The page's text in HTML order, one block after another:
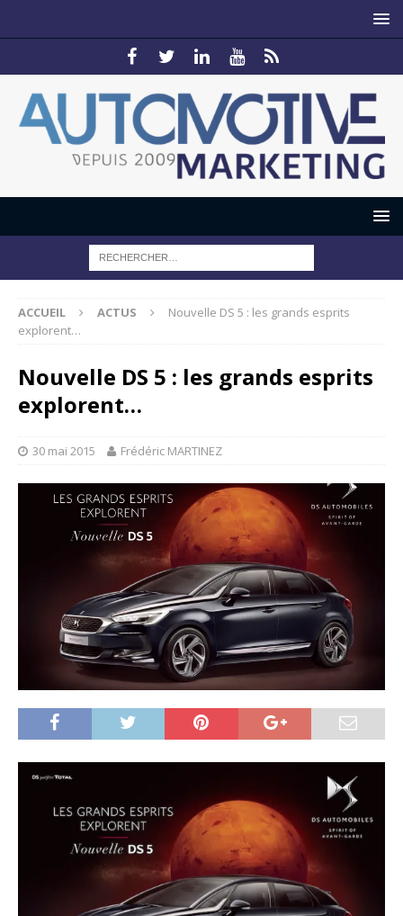
ACCUEIL ACTUS
Nouvelle DS 5 : les grands esprits
explorent…
Nouvelle DS 5 : les grands esprits
explorent…
30 mai 2015 Frédéric MARTINEZ